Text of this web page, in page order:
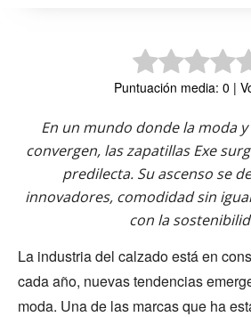
Puntuación media: 0 |
En un mundo donde la moda
convergen, las zapatillas Exe
predilecta. Su ascenso se
innovadores, comodidad sin
con la
La industria del calzado está en
cada año, nuevas tendencias
moda. Una de las marcas que ha